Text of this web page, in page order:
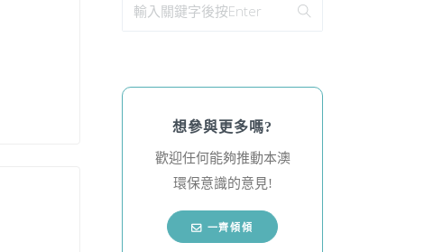
想參與更多嗎?
歡迎任何能夠推動本澳
環保意識的意見!
一齊傾傾